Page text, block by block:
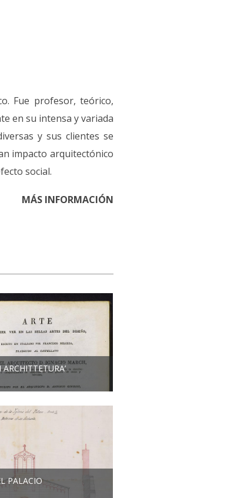
Fue profesor, teórico,
en su intensa y variada
y sus clientes se
impacto arquitectónico
social.
MÁS INFORMACIÓN
ARCHITTETURA’
PALACIO